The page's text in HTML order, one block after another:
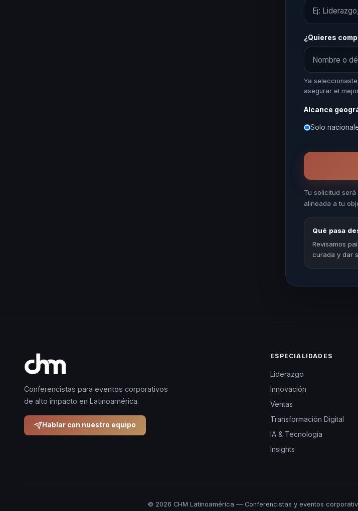
¿Quieres
Ya
asegurar el
Alcance
Solo
Tu solicitud
alineada a tu
Qué pasa
Revisamos
curada y dar
Conferencistas para eventos corporativos
de alto impacto en Latinoamérica.
Hablar con nuestro equipo
ESPECIALIDADES
Liderazgo
Innovación
Ventas
Transformación Digital
IA & Tecnología
Insights
© 2026 CHM Latinoamérica — Conferencistas y eventos